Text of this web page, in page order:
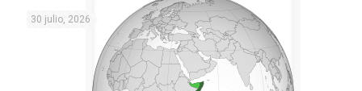
30 julio, 2026